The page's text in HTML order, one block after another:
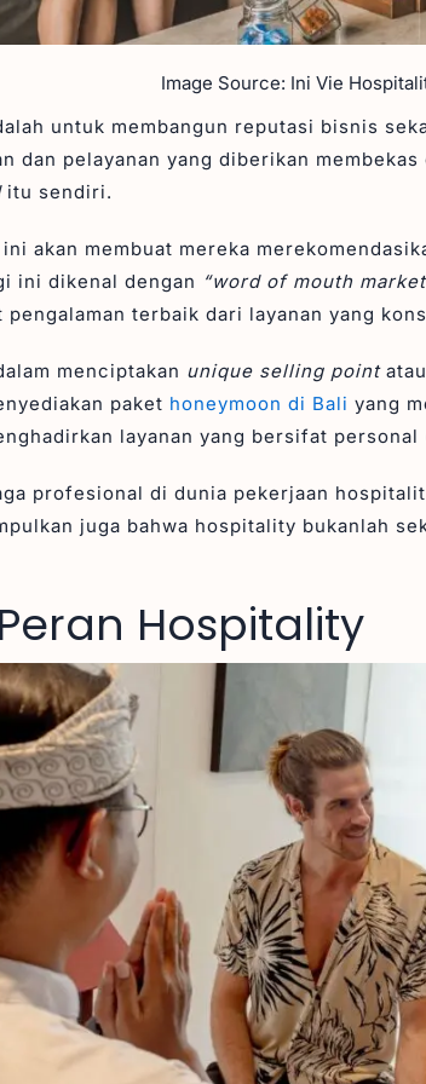
Image Source: Ini Vie
untuk membangun reputasi bisnis
dan pelayanan yang diberikan
itu sendiri.
akan membuat mereka
ini dikenal dengan “word of mouth
terbaik dari layanan yang
menciptakan unique selling point
paket honeymoon di Bali yang
layanan yang bersifat
profesional di dunia pekerjaan
juga bahwa hospitality bukanlah
Hospitality